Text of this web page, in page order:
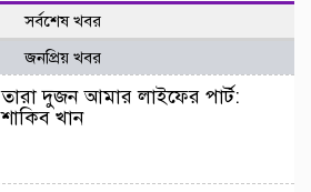
সর্বশেষ খবর
জনপ্রিয় খবর
তারা দুজন আমার লাইফের পার্ট:
শাকিব খান